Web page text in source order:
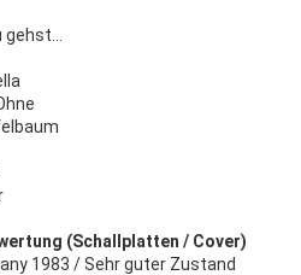
(Schallplatten / Cover)
1983 / Sehr guter Zustand